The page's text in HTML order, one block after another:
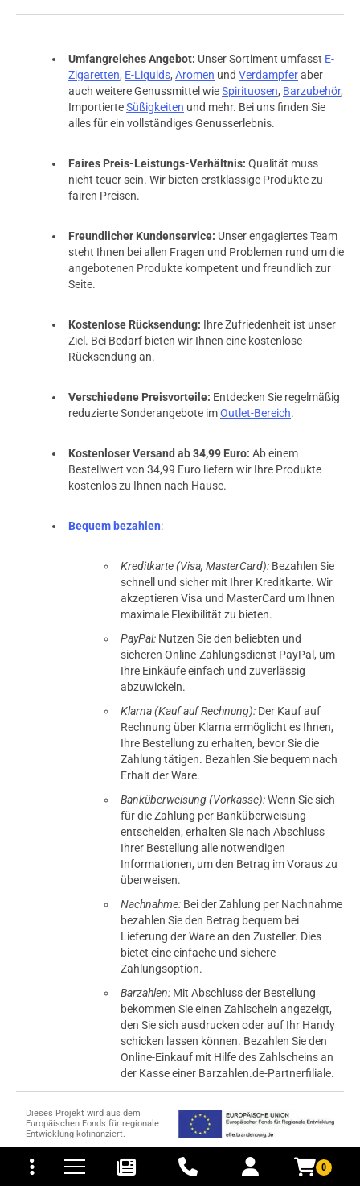
0
und Versandkosten
Umfangreiches Angebot: Unser Sortiment umfasst E-
Zigaretten, E-Liquids, Aromen und Verdampferaber
auch weitere Genussmittel wieSpirituosen, Barzubehör,
ImportierteSüßigkeiten und mehr. Bei uns finden Sie
alles für ein vollständiges Genusserlebnis.
Faires Preis-Leistungs-Verhältnis: Qualität muss
nicht teuer sein. Wir bieten erstklassige Produkte zu
fairen Preisen.
Freundlicher Kundenservice: Unser engagiertes Team
steht Ihnen bei allen Fragen und Problemen rund um die
angebotenen Produkte kompetent und freundlich zur
Seite.
Kostenlose Rücksendung: Ihre Zufriedenheit ist unser
Ziel. Bei Bedarf bieten wir Ihnen eine kostenlose
Rücksendung an.
Verschiedene Preisvorteile: Entdecken Sie regelmäßig
reduzierte Sonderangebote imOutlet-Bereich.
Kostenloser Versand ab 34,99 Euro: Ab einem
Bestellwert von 34,99 Euro liefern wir Ihre Produkte
kostenlos zu Ihnen nach Hause.
Bequem bezahlen:
Kreditkarte (Visa, MasterCard): Bezahlen Sie
schnell und sicher mit Ihrer Kreditkarte. Wir
akzeptieren Visa und MasterCard um Ihnen
maximale Flexibilität zu bieten.
PayPal: Nutzen Sie den beliebten und
sicheren Online-Zahlungsdienst PayPal, um
Ihre Einkäufe einfach und zuverlässig
abzuwickeln.
Klarna (Kauf auf Rechnung): Der Kauf auf
Rechnung über Klarna ermöglicht es Ihnen,
Ihre Bestellung zu erhalten, bevor Sie die
Zahlung tätigen. Bezahlen Sie bequem nach
Erhalt der Ware.
Banküberweisung (Vorkasse):Wenn Sie sich
für die Zahlung per Banküberweisung
entscheiden, erhalten Sie nach Abschluss
Ihrer Bestellung alle notwendigen
Informationen, um den Betrag im Voraus zu
überweisen.
Nachnahme: Bei der Zahlung per Nachnahme
bezahlen Sie den Betrag bequem bei
Lieferung der Ware an den Zusteller. Dies
bietet eine einfache und sichere
Zahlungsoption.
Barzahlen: Mit Abschluss der Bestellung
bekommen Sie einen Zahlschein angezeigt,
den Sie sich ausdrucken oder auf Ihr Handy
schicken lassen können. Bezahlen Sie den
Online-Einkauf mit Hilfe des Zahlscheins an
der Kasse einer Barzahlen.de-Partnerfiliale.
Dieses Projekt wird aus dem
Europäischen Fonds für regionale
Entwicklung kofinanziert.